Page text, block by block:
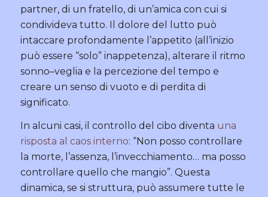
partner, di un fratello, di un’amica con cui si
condivideva tutto. Il dolore del lutto può
intaccare profondamente l’appetito (all’inizio
può essere “solo” inappetenza), alterare il ritmo
sonno–veglia e la percezione del tempo e
creare un senso di vuoto e di perdita di
significato.
In alcuni casi, il controllo del cibo diventa una
risposta al caos interno: “Non posso controllare
la morte, l’assenza, l’invecchiamento… ma posso
controllare quello che mangio”. Questa
dinamica, se si struttura, può assumere tutte le